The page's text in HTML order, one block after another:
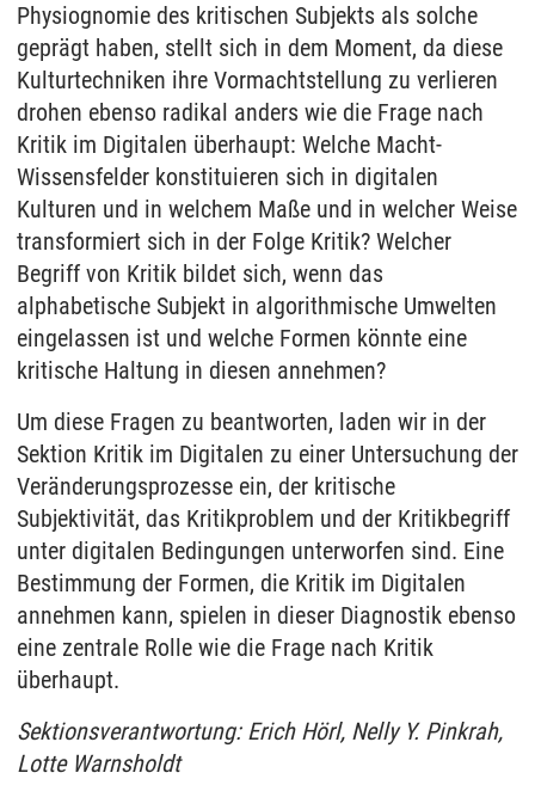
Physiognomie des kritischen Subjekts als solche
geprägt haben, stellt sich in dem Moment, da diese
Kulturtechniken ihre Vormachtstellung zu verlieren
drohen ebenso radikal anders wie die Frage nach
Kritik im Digitalen überhaupt: Welche Macht-
Wissensfelder konstituieren sich in digitalen
Kulturen und in welchem Maße und in welcher Weise
transformiert sich in der Folge Kritik? Welcher
Begriff von Kritik bildet sich, wenn das
alphabetische Subjekt in algorithmische Umwelten
eingelassen ist und welche Formen könnte eine
kritische Haltung in diesen annehmen?
Um diese Fragen zu beantworten, laden wir in der
Sektion Kritik im Digitalen zu einer Untersuchung der
Veränderungsprozesse ein, der kritische
Subjektivität, das Kritikproblem und der Kritikbegriff
unter digitalen Bedingungen unterworfen sind. Eine
Bestimmung der Formen, die Kritik im Digitalen
annehmen kann, spielen in dieser Diagnostik ebenso
eine zentrale Rolle wie die Frage nach Kritik
überhaupt.
Sektionsverantwortung: Erich Hörl, Nelly Y. Pinkrah,
Lotte Warnsholdt